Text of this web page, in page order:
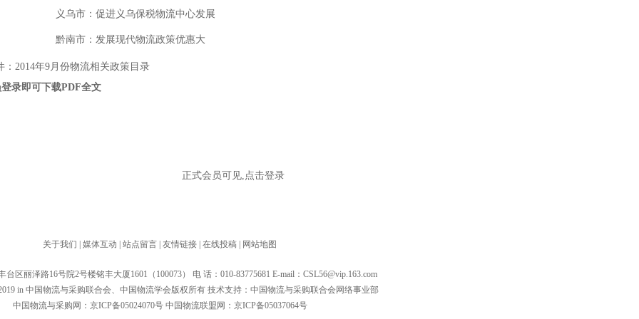
义乌市：促进义乌保税物流中心发展
黔南市：发展现代物流政策优惠大
：2014年9月份物流相关政策目录
录即可下载PDF全文
正式会员可见,点击登录
关于我们 媒体互动 站点留言 友情链接 在线投稿 网站地图
台区丽泽路16号院2号楼铭丰大厦1601（100073） 电 话：010-83775681 E-mail：CSL56@vip.163.com
in 中国物流与采购联合会、中国物流学会版权所有 技术支持：中国物流与采购联合会网络事业部
中国物流与采购网：京ICP备05024070号 中国物流联盟网：京ICP备05037064号